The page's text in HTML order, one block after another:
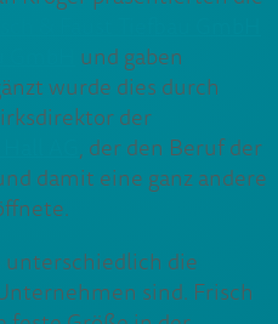
und gaben
wurde dies durch
der
, der den Beruf der
damit eine ganz andere
unterschiedlich die
sind. Frisch